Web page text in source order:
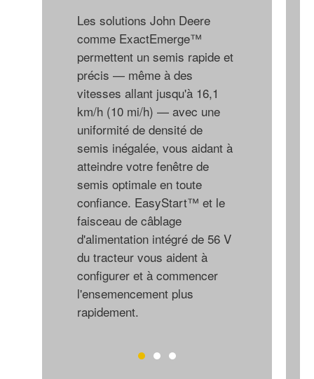
Les solutions John Deere
comme ExactEmerge™
permettent un semis rapide et
précis — même à des
vitesses allant jusqu'à 16,1
km/h (10 mi/h) — avec une
uniformité de densité de
semis inégalée, vous aidant à
atteindre votre fenêtre de
semis optimale en toute
confiance. EasyStart™ et le
faisceau de câblage
d'alimentation intégré de 56 V
du tracteur vous aident à
configurer et à commencer
l'ensemencement plus
rapidement.